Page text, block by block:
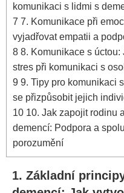
komunikaci s lidmi s
7 7. Komunikace při
vyjadřovat empatii a
8 8. Komunikace s
stres při komunikaci s
9 9. Tipy pro komunikaci
se přizpůsobit jejich
10 10. Jak zapojit rodinu
demencí: Podpora a
porozumění
1. Základní